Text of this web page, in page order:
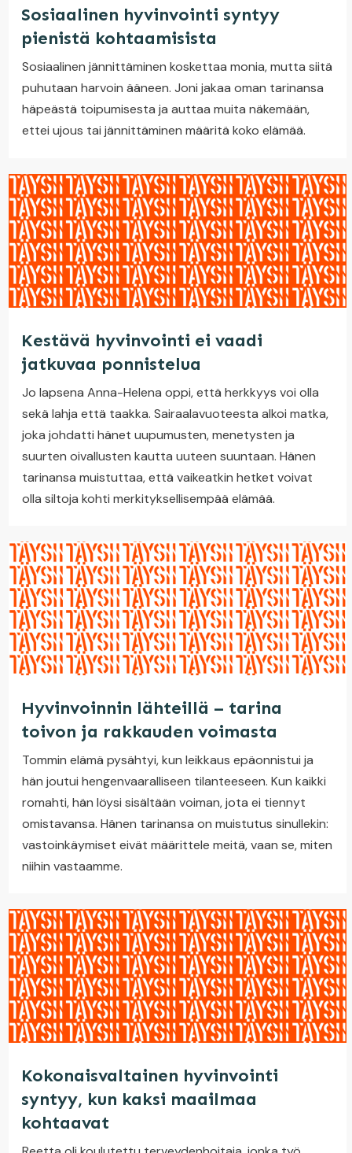
Sosiaalinen hyvinvointi syntyy
pienistä kohtaamisista
Sosiaalinen jännittäminen koskettaa monia, mutta siitä
puhutaan harvoin ääneen. Joni jakaa oman tarinansa
häpeästä toipumisesta ja auttaa muita näkemään,
ettei ujous tai jännittäminen määritä koko elämää.
Kestävä hyvinvointi ei vaadi
jatkuvaa ponnistelua
Jo lapsena Anna-Helena oppi, että herkkyys voi olla
sekä lahja että taakka. Sairaalavuoteesta alkoi matka,
joka johdatti hänet uupumusten, menetysten ja
suurten oivallusten kautta uuteen suuntaan. Hänen
tarinansa muistuttaa, että vaikeatkin hetket voivat
olla siltoja kohti merkityksellisempää elämää.
Hyvinvoinnin lähteillä – tarina
toivon ja rakkauden voimasta
Tommin elämä pysähtyi, kun leikkaus epäonnistui ja
hän joutui hengenvaaralliseen tilanteeseen. Kun kaikki
romahti, hän löysi sisältään voiman, jota ei tiennyt
omistavansa. Hänen tarinansa on muistutus sinullekin:
vastoinkäymiset eivät määrittele meitä, vaan se, miten
niihin vastaamme.
Kokonaisvaltainen hyvinvointi
syntyy, kun kaksi maailmaa
kohtaavat